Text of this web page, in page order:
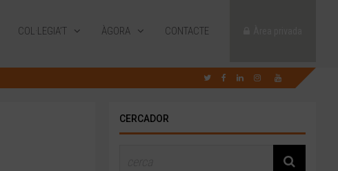
COL·LEGIA’T ÀGORA CONTACTE
CERCADOR